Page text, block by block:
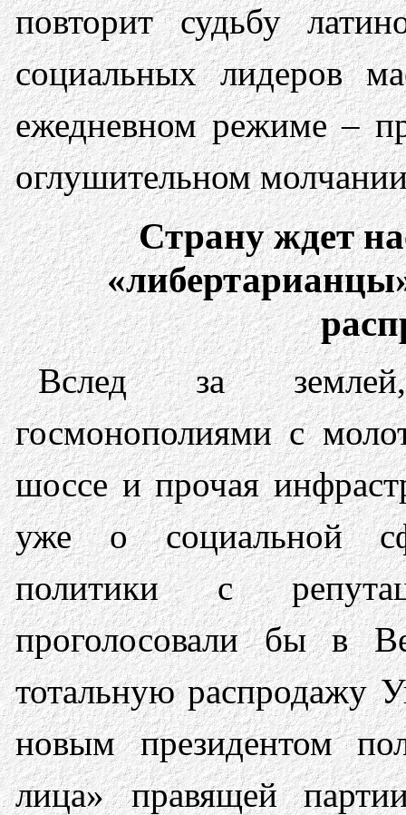
повторит судьбу
социальных лидеров
ежедневном режиме –
оглушительном
Страну ждет
Вслед за
госмонополиями с
шоссе и прочая
уже о социальной
политики с
проголосовали бы в
тотальную распродажу
новым президентом
лица» правящей